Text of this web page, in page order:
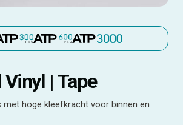
| Tape
met hoge kleefkracht voor binnen en